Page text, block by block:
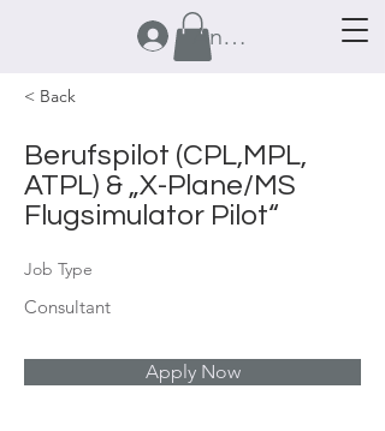
Anmelden
< Back
Berufspilot (CPL,MPL,
ATPL) & „X-Plane/MS
Flugsimulator Pilot“
Job Type
Consultant
Apply Now